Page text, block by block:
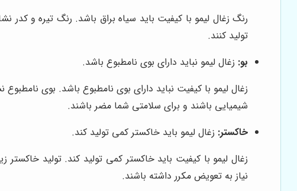
رنگ زغال لیمو با کیفیت باید سیاه براق باشد. رنگ تیره و
تولید کنند.
بو: زغال لیمو نباید دارای بوی نامطبوع باشد.
زغال لیمو با کیفیت نباید دارای بوی نامطبوع باشد. بوی
شیمیایی باشند و برای سلامتی شما مضر باشند.
خاکستر: زغال لیمو باید خاکستر کمی تولید کند.
زغال لیمو با کیفیت باید خاکستر کمی تولید کند. تولید
نیاز به تعویض مکرر داشته باشند.